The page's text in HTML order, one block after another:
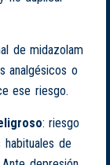
de midazolam
analgésicos o
ese riesgo.
: riesgo
de